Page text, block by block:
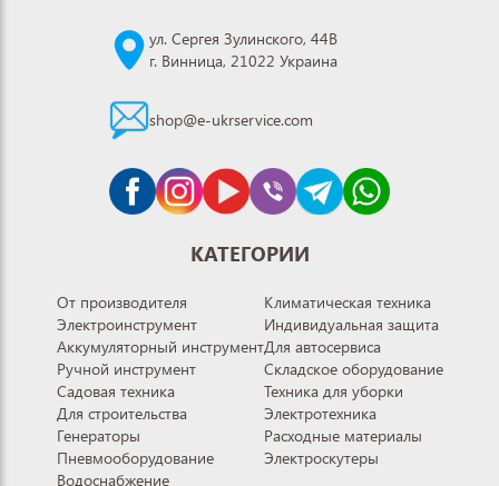
ул. Сергея Зулинского, 44В
г. Винница, 21022 Украина
shop@e-ukrservice.com
КАТЕГОРИИ
От производителя
Электроинструмент
Аккумуляторный инструмент
Ручной инструмент
Садовая техника
Для строительства
Генераторы
Пневмооборудование
Водоснабжение
Климатическая техника
Индивидуальная защита
Для автосервиса
Складское оборудование
Техника для уборки
Электротехника
Расходные материалы
Электроскутеры